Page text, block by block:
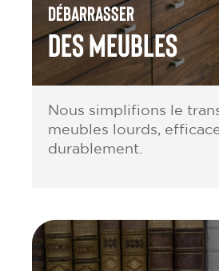
Débarrasser
des meubles
Nous simplifions le
meubles lourds,
durablement.